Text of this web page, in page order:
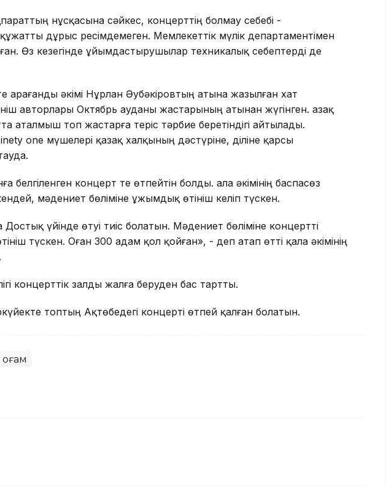
нұсқасына сәйкес, концерттің болмау себебі -
дұрыс ресімдемеген. Мемлекеттік мүлік департаментімен
Өз кезегінде ұйымдастырушылар техникалық себептерді де
Қарағанды әкімі Нұрлан Әубәкіровтың атына жазылған хат
авторлары Октябрь ауданы жастарының атынан жүгінген. Қазақ
аталмыш топ жастарға теріс тәрбие беретіндігі айтылады.
one мүшелері қазақ халқының дәстүріне, діліне қарсы
белгіленген концерт те өтпейтін болды. Қала әкімінің баспасөз
мәдениет бөліміне ұжымдық өтініш келіп түскен.
үйінде өтуі тиіс болатын. Мәдениет бөліміне концертті
түскен. Оған 300 адам қол қойған», - деп атап өтті қала әкімінің
концерттік залды жалға беруден бас тартты.
топтың Ақтөбедегі концерті өтпей қалған болатын.
Қоғам